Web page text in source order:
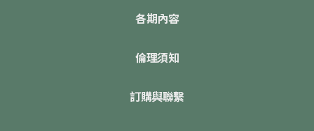
各期內容
倫理須知
訂購與聯繫